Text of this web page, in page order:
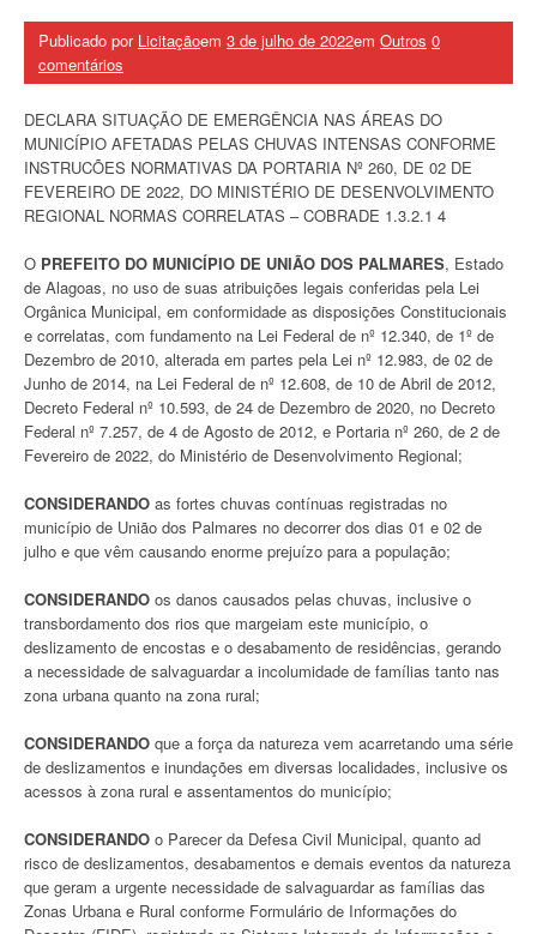
Publicado por Licitaçãoem 3 de julho de 2022em Outros 0
comentários
DECLARA SITUAÇÃO DE EMERGÊNCIA NAS ÁREAS DO
MUNICÍPIO AFETADAS PELAS CHUVAS INTENSAS CONFORME
INSTRUCÕES NORMATIVAS DA PORTARIA Nº 260, DE 02 DE
FEVEREIRO DE 2022, DO MINISTÉRIO DE DESENVOLVIMENTO
REGIONAL NORMAS CORRELATAS – COBRADE 1.3.2.1 4
O PREFEITO DO MUNICÍPIO DE UNIÃO DOS PALMARES, Estado
de Alagoas, no uso de suas atribuições legais conferidas pela Lei
Orgânica Municipal, em conformidade as disposições Constitucionais
e correlatas, com fundamento na Lei Federal de nº 12.340, de 1º de
Dezembro de 2010, alterada em partes pela Lei nº 12.983, de 02 de
Junho de 2014, na Lei Federal de nº 12.608, de 10 de Abril de 2012,
Decreto Federal nº 10.593, de 24 de Dezembro de 2020, no Decreto
Federal nº 7.257, de 4 de Agosto de 2012, e Portaria nº 260, de 2 de
Fevereiro de 2022, do Ministério de Desenvolvimento Regional;
CONSIDERANDO as fortes chuvas contínuas registradas no
município de União dos Palmares no decorrer dos dias 01 e 02 de
julho e que vêm causando enorme prejuízo para a população;
CONSIDERANDO os danos causados pelas chuvas, inclusive o
transbordamento dos rios que margeiam este município, o
deslizamento de encostas e o desabamento de residências, gerando
a necessidade de salvaguardar a incolumidade de famílias tanto nas
zona urbana quanto na zona rural;
CONSIDERANDO que a força da natureza vem acarretando uma série
de deslizamentos e inundações em diversas localidades, inclusive os
acessos à zona rural e assentamentos do município;
CONSIDERANDO o Parecer da Defesa Civil Municipal, quanto ad
risco de deslizamentos, desabamentos e demais eventos da natureza
que geram a urgente necessidade de salvaguardar as famílias das
Zonas Urbana e Rural conforme Formulário de Informações do